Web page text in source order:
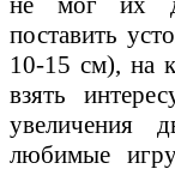
поставить
10-15 см), на
взять
увеличения
любимые